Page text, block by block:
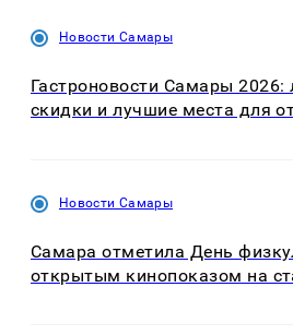
Новости Самары
Гастроновости Самары 2026:
скидки и лучшие места для
Новости Самары
Самара отметила День
открытым кинопоказом на